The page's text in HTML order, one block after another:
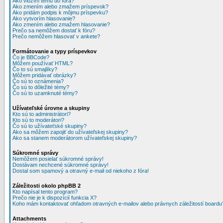
Ako zmením alebo zmažem príspevok?
Ako pridám podpis k môjmu príspevku?
Ako vytvorím hlasovanie?
Ako zmením alebo zmažem hlasovanie?
Prečo sa nemôžem dostať k fóru?
Prečo nemôžem hlasovať v ankete?
Formátovanie a typy príspevkov
Čo je BBCode?
Môžem používať HTML?
Čo to sú smajlíky?
Môžem pridávať obrázky?
Čo sú to oznámenia?
Čo sú to dôležité témy?
Čo sú to uzamknuté témy?
Užívateľské úrovne a skupiny
Kto sú to administrátori?
Kto sú to moderátori?
Čo sú to užívateťské skupiny?
Ako sa môžem zapojiť do užívateľskej skupiny?
Ako sa stanem moderátorom užívateľskej skupiny?
Súkromné správy
Nemôžem posielať súkromné správy!
Dostávam nechcené súkromné správy!
Dostal som spamový a otravný e-mail od niekoho z fóra!
Záležitosti okolo phpBB 2
Kto napísal tento program?
Prečo nie je k dispozícií funkcia X?
Koho mám kontaktovať ohľadom otravných e-mailov alebo právnych záležitostí
Attachments